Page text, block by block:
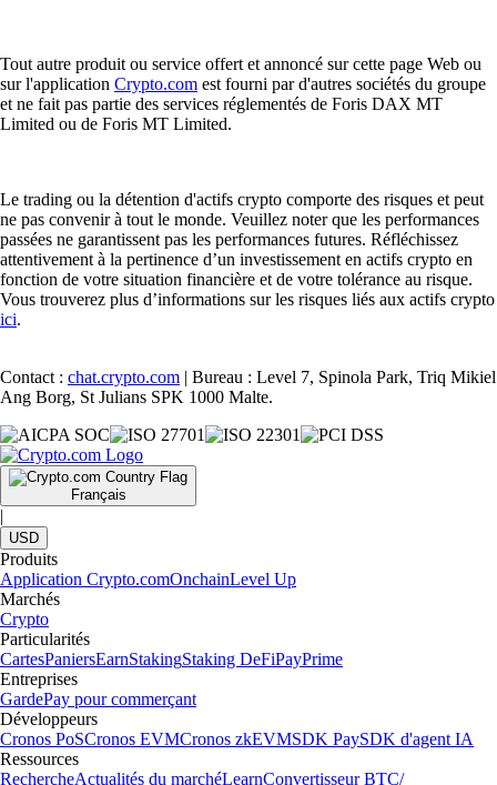
Tout autre produit ou service offert et annoncé sur cette page Web ou
sur l'application Crypto.com est fourni par d'autres sociétés du groupe
et ne fait pas partie des services réglementés de Foris DAX MT
Limited ou de Foris MT Limited.
Le trading ou la détention d'actifs crypto comporte des risques et peut
ne pas convenir à tout le monde. Veuillez noter que les performances
passées ne garantissent pas les performances futures. Réfléchissez
attentivement à la pertinence d’un investissement en actifs crypto en
fonction de votre situation financière et de votre tolérance au risque.
Vous trouverez plus d’informations sur les risques liés aux actifs crypto
ici.
Contact : chat.crypto.com | Bureau : Level 7, Spinola Park, Triq Mikiel
Ang Borg, St Julians SPK 1000 Malte.
Français
|
USD
Produits
Application Crypto.comOnchainLevel Up
Marchés
Crypto
Particularités
CartesPaniersEarnStakingStaking DeFiPayPrime
Entreprises
GardePay pour commerçant
Développeurs
Cronos PoSCronos EVMCronos zkEVMSDK PaySDK d'agent IA
Ressources
RechercheActualités du marchéLearnConvertisseur BTC/